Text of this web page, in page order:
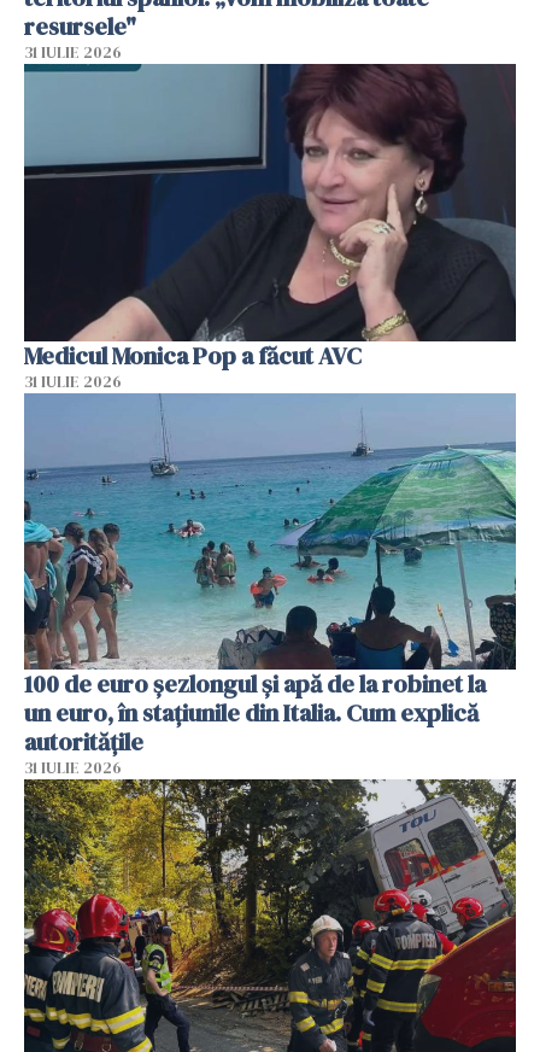
resursele"
31 IULIE 2026
Medicul Monica Pop a făcut AVC
31 IULIE 2026
100 de euro șezlongul și apă de la robinet la
un euro, în stațiunile din Italia. Cum explică
autoritățile
31 IULIE 2026